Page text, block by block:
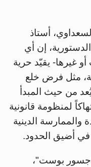
أستاذ
إن أي
غيرها- يقيّد حرية
مثل فرض خلع
من حيث المبدأ
لمنظومة قانونية
والممارسة الدينية
في أضيق الحدود.
بوست"،